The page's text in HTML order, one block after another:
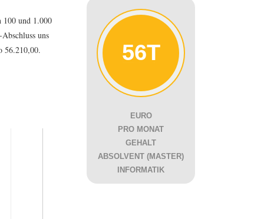
100 und 1.000
uns
56.210,00.
56T
EURO
PRO MONAT
GEHALT
ABSOLVENT (MASTER)
INFORMATIK